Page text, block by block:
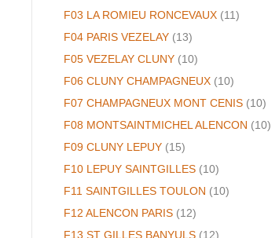
F03 LA ROMIEU RONCEVAUX (11)
F04 PARIS VEZELAY (13)
F05 VEZELAY CLUNY (10)
F06 CLUNY CHAMPAGNEUX (10)
F07 CHAMPAGNEUX MONT CENIS (10)
F08 MONTSAINTMICHEL ALENCON (10)
F09 CLUNY LEPUY (15)
F10 LEPUY SAINTGILLES (10)
F11 SAINTGILLES TOULON (10)
F12 ALENCON PARIS (12)
F13 ST GILLES BANYULS (12)